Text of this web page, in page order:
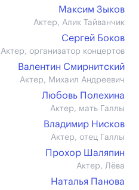
Максим Зыков
Актер, Алик Тайванчик
Сергей Боков
Актер, организатор концертов
Валентин Смирнитский
Актер, Михаил Андреевич
Любовь Полехина
Актер, мать Галлы
Владимир Нисков
Актер, отец Галлы
Прохор Шаляпин
Актер, Лёва
Наталья Панова